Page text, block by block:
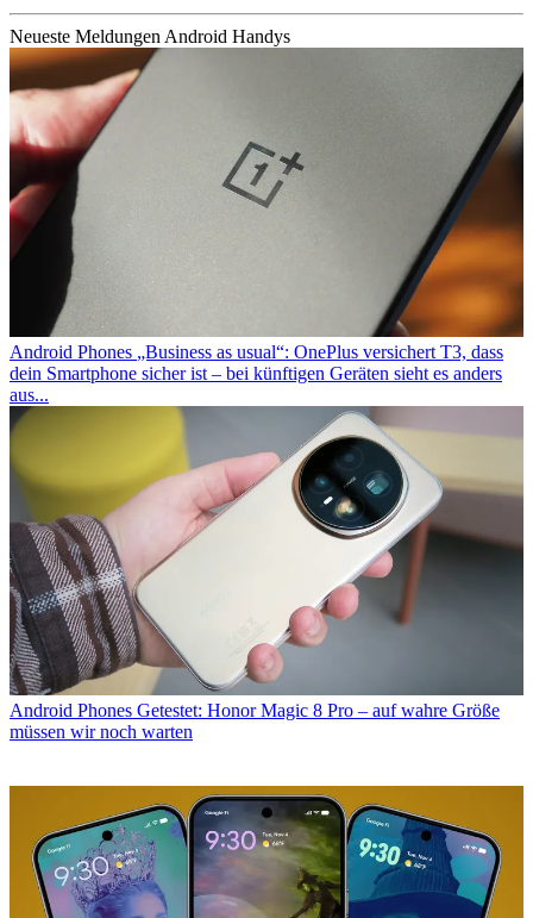
Neueste Meldungen Android Handys
Android Phones „Business as usual“: OnePlus versichert T3, dass
dein Smartphone sicher ist – bei künftigen Geräten sieht es anders
aus...
Android Phones Getestet: Honor Magic 8 Pro – auf wahre Größe
müssen wir noch warten